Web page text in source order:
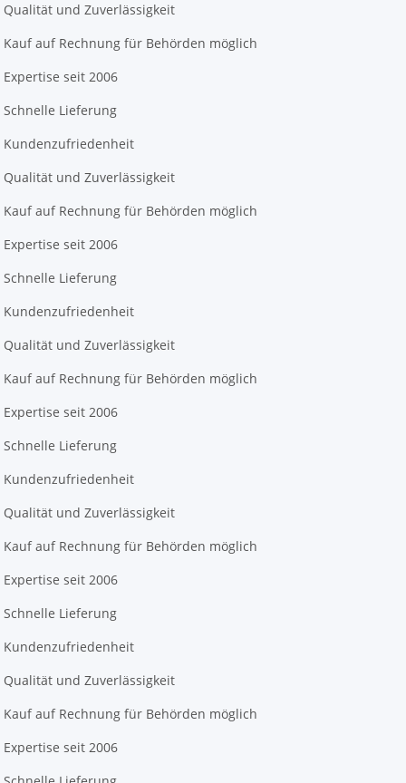
Qualität und Zuverlässigkeit
Kauf auf Rechnung für Behörden möglich
Expertise seit 2006
Schnelle Lieferung
Kundenzufriedenheit
Qualität und Zuverlässigkeit
Kauf auf Rechnung für Behörden möglich
Expertise seit 2006
Schnelle Lieferung
Kundenzufriedenheit
Qualität und Zuverlässigkeit
Kauf auf Rechnung für Behörden möglich
Expertise seit 2006
Schnelle Lieferung
Kundenzufriedenheit
Qualität und Zuverlässigkeit
Kauf auf Rechnung für Behörden möglich
Expertise seit 2006
Schnelle Lieferung
Kundenzufriedenheit
Qualität und Zuverlässigkeit
Kauf auf Rechnung für Behörden möglich
Expertise seit 2006